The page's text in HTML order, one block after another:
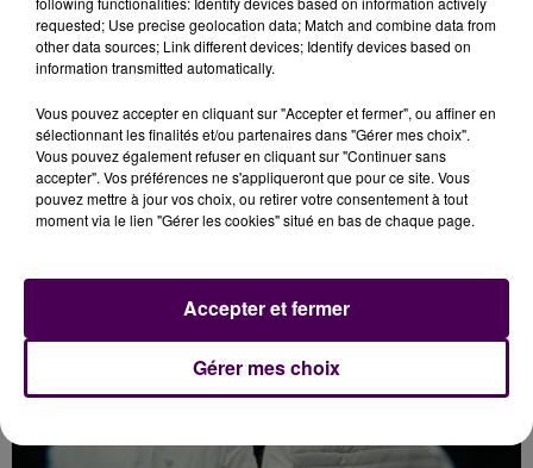
9 novembre 2023
MAKE SENSE - ENJOY THE SILENCE
requested; Use precise geolocation data; Match and combine data from
other data sources; Link different devices; Identify devices based on
information transmitted automatically.
Vous pouvez accepter en cliquant sur "Accepter et fermer", ou affiner en
sélectionnant les finalités et/ou partenaires dans "Gérer mes choix".
Vous pouvez également refuser en cliquant sur "Continuer sans
accepter". Vos préférences ne s'appliqueront que pour ce site. Vous
pouvez mettre à jour vos choix, ou retirer votre consentement à tout
moment via le lien "Gérer les cookies" situé en bas de chaque page.
Gérer mes choix
Accepter et fermer